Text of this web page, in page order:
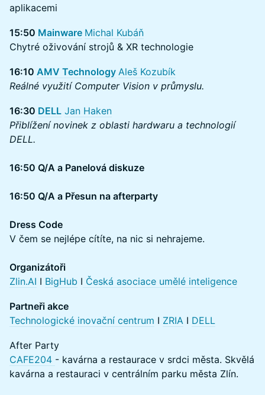
aplikacemi
15:50 Mainware Michal Kubáň
Chytré oživování strojů & XR technologie
16:10 AMV Technology Aleš Kozubík
Reálné využití Computer Vision v průmyslu.
16:30 DELL Jan Haken
Přiblížení novinek z oblasti hardwaru a technologií
DELL.
16:50 Q/A a Panelová diskuze
16:50 Q/A a Přesun na afterparty
Dress Code
V čem se nejlépe cítíte, na nic si nehrajeme.
Organizátoři
Zlin.AI I BigHub I Česká asociace umělé inteligence
Partneři akce
Technologické inovační centrum I ZRIA I DELL
After Party
CAFE204 - kavárna a restaurace v srdci města. Skvělá
kavárna a restauraci v centrálním parku města Zlín.